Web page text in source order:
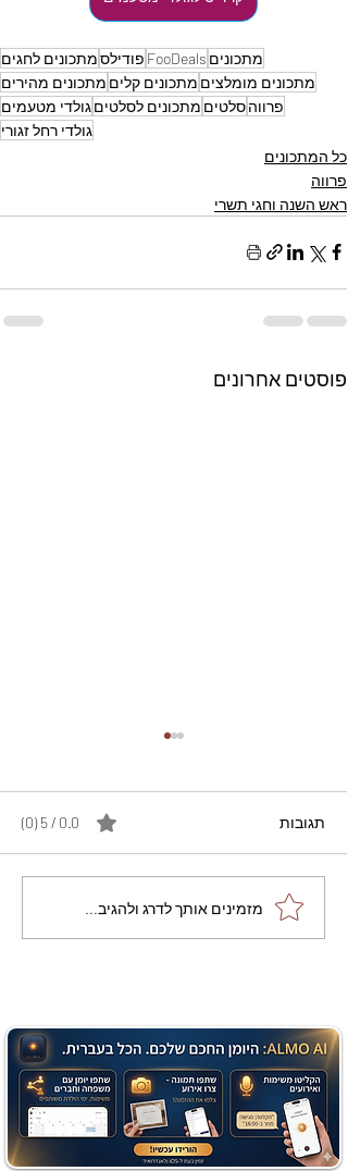
מתכונים FooDeals פודילסמתכונים לחגים
מתכונים מומלצים מתכונים קלים מתכונים מהירים
פרווהסלטים מתכונים לסלטיםגולדי מטעמים
גולדי רחל זגורי
כל המתכונים
פרווה
ראש השנה וחגי תשרי
פוסטים אחרונים
מתכון מנצח עוגת מייפל
שוקולד בחושה וקלה - זיוה
תגובות 0.0 / 5 ‏(0)
מזמינים אותך לדרג ולהגיב...